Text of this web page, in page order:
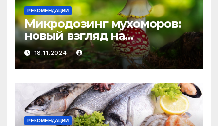
РЕКОМЕНДАЦИИ
Микродозинг мухоморов:
новый взгляд на
психоделику
18.11.2024
РЕКОМЕНДАЦИИ